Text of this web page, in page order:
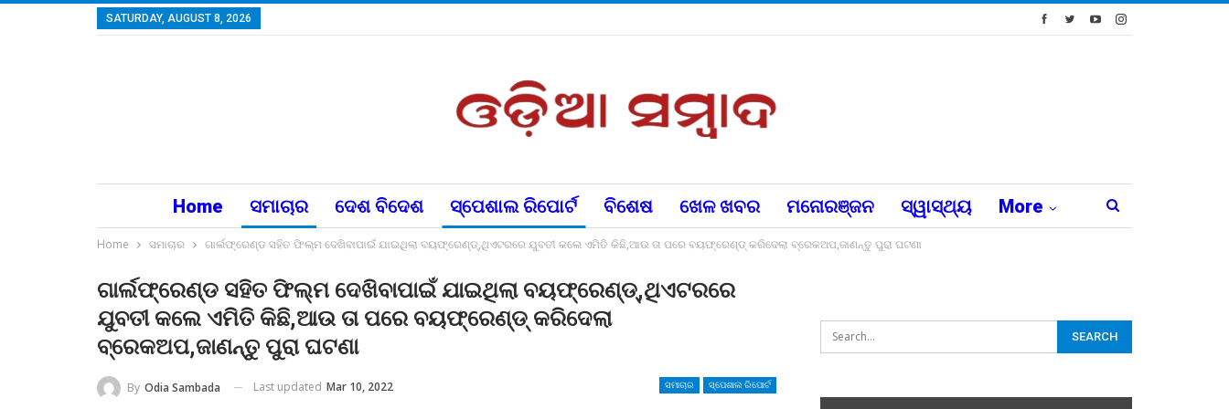
SATURDAY, AUGUST 8, 2026
Home ସମାଚାର ଦେଶ ବିଦେଶ ସ୍ପେଶାଲ ରିପୋର୍ଟ ବିଶେଷ ଖେଳ ଖବର ମନୋରଞ୍ଜନ ସ୍ୱାସ୍ଥ୍ୟ More
Home ସମାଚାର ଗାର୍ଲଫ୍ରେଣ୍ଡ ସହିତ ଫିଲ୍ମ ଦେଖିବାପାଇଁ ଯାଇଥିଲା ବୟଫ୍ରେଣ୍ଡ୍,ଥିଏଟରରେ ଯୁବତୀ କଲେ ଏମିତି କିଛି,ଆଉ ତା ପରେ ବୟଫ୍ରେଣ୍ଡ୍ କରିଦେଲା ବ୍ରେକଅପ,ଜାଣନ୍ତୁ ପୁରା ଘଟଣା
ଗାର୍ଲଫ୍ରେଣ୍ଡ ସହିତ ଫିଲ୍ମ ଦେଖିବାପାଇଁ ଯାଇଥିଲା ବୟଫ୍ରେଣ୍ଡ୍,ଥିଏଟରରେ
ଯୁବତୀ କଲେ ଏମିତି କିଛି,ଆଉ ତା ପରେ ବୟଫ୍ରେଣ୍ଡ୍ କରିଦେଲା
ବ୍ରେକଅପ,ଜାଣନ୍ତୁ ପୁରା ଘଟଣା
ସମାଚାର ସ୍ପେଶାଲ ରିପୋର୍ଟ
By Odia Sambada Last updated Mar 10, 2022